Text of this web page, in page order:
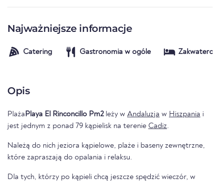
Najważniejsze informacje
Catering Gastronomia w ogóle
Opis
Plaża Playa El Rinconcillo Pm2leży w Andaluzja w Hiszpania i
jest jednym z ponad 79 kąpielisk na terenie Cadiz.
Należą do nich jeziora kąpielowe, plaże i baseny zewnętrzne,
które zapraszają do opalania i relaksu.
Dla tych, którzy po kąpieli chcą jeszcze spędzić wieczór, w